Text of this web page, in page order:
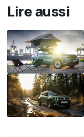
Lire aussi